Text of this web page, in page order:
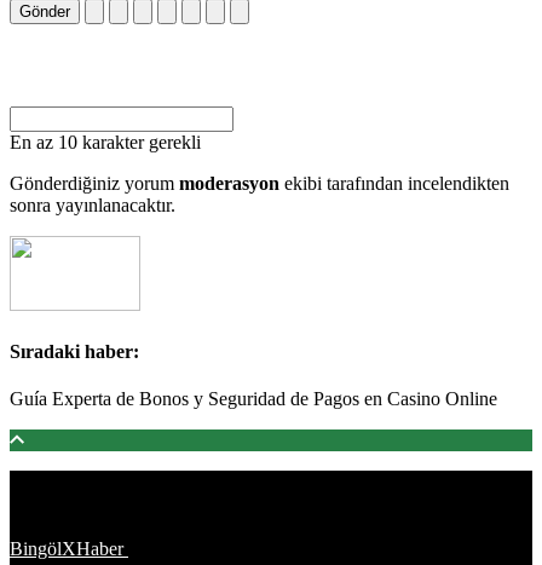
Gönder
En az 10 karakter gerekli
Gönderdiğiniz yorum moderasyon ekibi tarafından incelendikten
sonra yayınlanacaktır.
Sıradaki haber:
Guía Experta de Bonos y Seguridad de Pagos en Casino Online
BingölXHaber